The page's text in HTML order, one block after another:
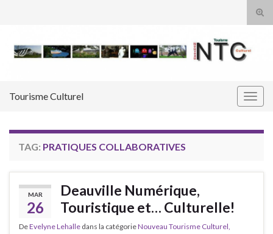
Tourisme Culturel
TAG: PRATIQUES COLLABORATIVES
MAR
26
Deauville Numérique,
Touristique et… Culturelle!
DeEvelyne Lehalle dans la catégorieNouveau Tourisme Culturel,